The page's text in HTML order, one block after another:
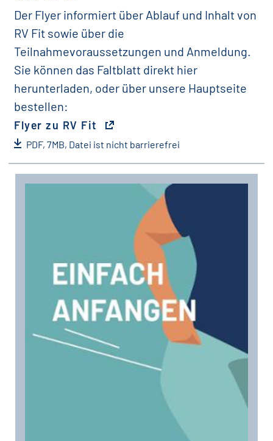
Der Flyer informiert über Ablauf und Inhalt von
RV Fit sowie über die
Teilnahmevoraussetzungen und Anmeldung.
Sie können das Faltblatt direkt hier
herunterladen, oder über unsere Hauptseite
bestellen:
Flyer zu RV Fit
PDF, 7MB, Datei ist nicht barrierefrei